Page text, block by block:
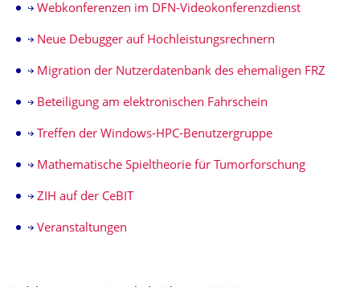
Webkonferenzen im DFN-Videokonferenzdienst
Neue Debugger auf Hochleistungsrechnern
Migration der Nutzerdatenbank des ehemaligen FRZ
Beteiligung am elektronischen Fahrschein
Treffen der Windows-HPC-Benutzergruppe
Mathematische Spieltheorie für Tumorforschung
ZIH auf der CeBIT
Veranstaltungen